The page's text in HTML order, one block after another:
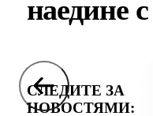
наедине
СЛЕДИТЕ ЗА
НОВОСТЯМИ: